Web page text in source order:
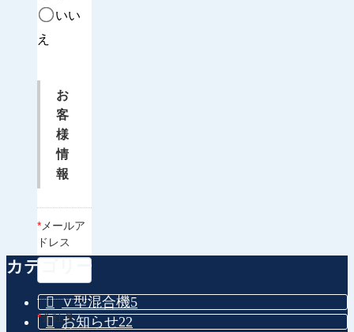
いい
え
お
客
様
情
報
*メールア
ドレス
*会社名
カテゴリー
∨型混合機5
お知らせ22